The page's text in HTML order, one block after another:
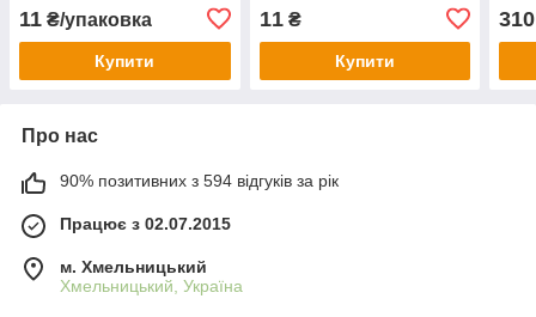
11 ₴/упаковка
Купити
11₴
Купити
310
Про нас
90% позитивних з 594 відгуків за рік
Працює з 02.07.2015
м. Хмельницький
Хмельницький, Україна